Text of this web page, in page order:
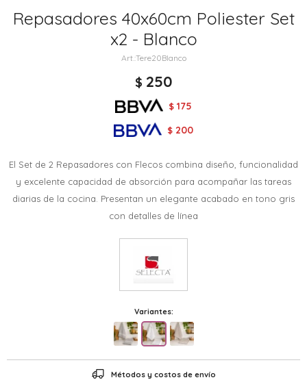
Repasadores 40x60cm Poliester Set
x2 - Blanco
Tere20Blanco
$ 250
$ 175
$ 200
El Set de 2 Repasadores con Flecos combina diseño, funcionalidad
y excelente capacidad de absorción para acompañar las tareas
diarias de la cocina. Presentan un elegante acabado en tono gris
con detalles de línea
Variantes:
Métodos y costos de envío